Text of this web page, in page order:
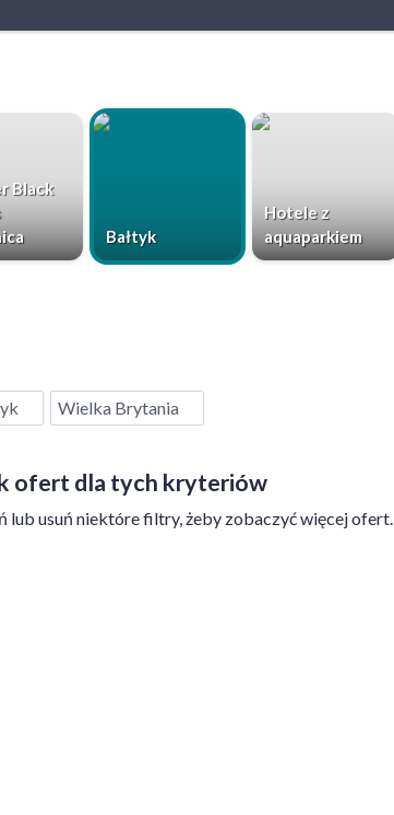
Black
Bałtyk
Hotele z
aquaparkiem
Wielka Brytania
ofert dla tych kryteriów
lub usuń niektóre filtry, żeby zobaczyć więcej ofert.